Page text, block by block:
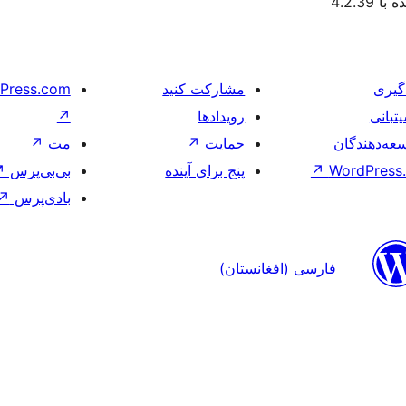
↗
مشارکت کنید
رویدادها
حمایت ↗
پنج برای آینده
↗
مت ↗
بی‌بی‌پرس
بادی‌پرس
فارسی (افغانستان)